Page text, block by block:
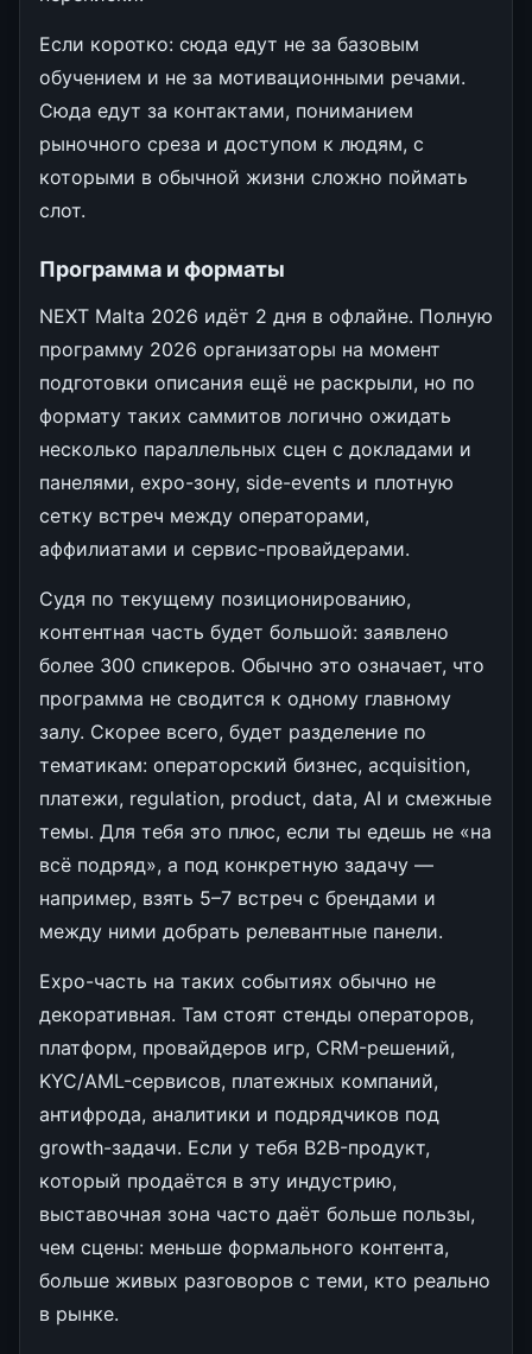
Если коротко: сюда едут не за базовым
обучением и не за мотивационными речами.
Сюда едут за контактами, пониманием
рыночного среза и доступом к людям, с
которыми в обычной жизни сложно поймать
слот.
Программа и форматы
NEXT Malta 2026 идёт 2 дня в офлайне. Полную
программу 2026 организаторы на момент
подготовки описания ещё не раскрыли, но по
формату таких саммитов логично ожидать
несколько параллельных сцен с докладами и
панелями, expo-зону, side-events и плотную
сетку встреч между операторами,
аффилиатами и сервис-провайдерами.
Судя по текущему позиционированию,
контентная часть будет большой: заявлено
более 300 спикеров. Обычно это означает, что
программа не сводится к одному главному
залу. Скорее всего, будет разделение по
тематикам: операторский бизнес, acquisition,
платежи, regulation, product, data, AI и смежные
темы. Для тебя это плюс, если ты едешь не «на
всё подряд», а под конкретную задачу —
например, взять 5–7 встреч с брендами и
между ними добрать релевантные панели.
Expo-часть на таких событиях обычно не
декоративная. Там стоят стенды операторов,
платформ, провайдеров игр, CRM-решений,
KYC/AML-сервисов, платежных компаний,
антифрода, аналитики и подрядчиков под
growth-задачи. Если у тебя B2B-продукт,
который продаётся в эту индустрию,
выставочная зона часто даёт больше пользы,
чем сцены: меньше формального контента,
больше живых разговоров с теми, кто реально
в рынке.